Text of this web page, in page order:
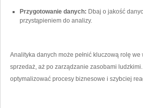
Przygotowanie danych: ⁣Dbaj o jakość
przystąpieniem do analizy.
Analityka danych może pełnić kluczową rolę
sprzedaż, aż po zarządzanie zasobami
optymalizować procesy biznesowe ⁤i szybciej